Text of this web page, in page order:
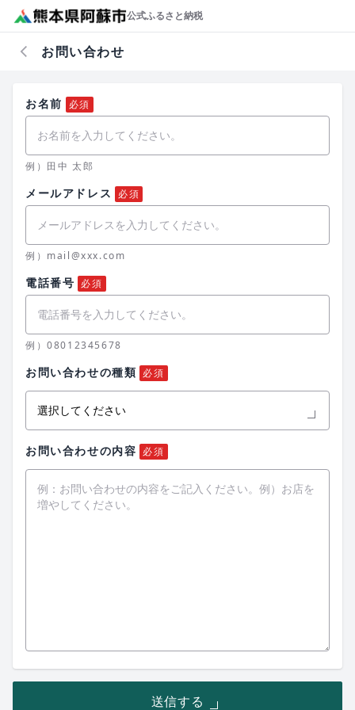
公式ふるさと納税
お問い合わせ
お名前 必須
例）田中 太郎
メールアドレス 必須
例）mail@xxx.com
電話番号 必須
例）08012345678
お問い合わせの種類 必須
お問い合わせの内容 必須
送信する